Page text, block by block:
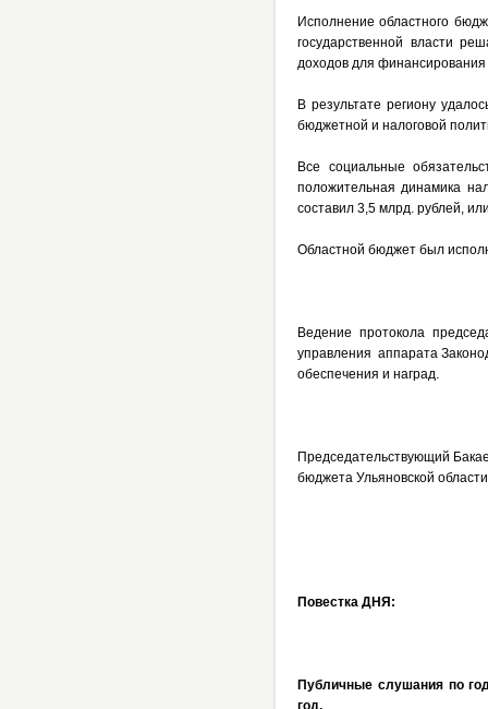
Исполнение областного
государственной власти
доходов для
В результате региону
бюджетной и налоговой
Все социальные
положительная динамика
составил 3,5 млрд. рублей,
Областной бюджет был
Ведение протокола
управления аппарата
обеспечения и наград.
Председательствующий
бюджета Ульяновской
Повестка ДНЯ:
Публичные слушания по
год.